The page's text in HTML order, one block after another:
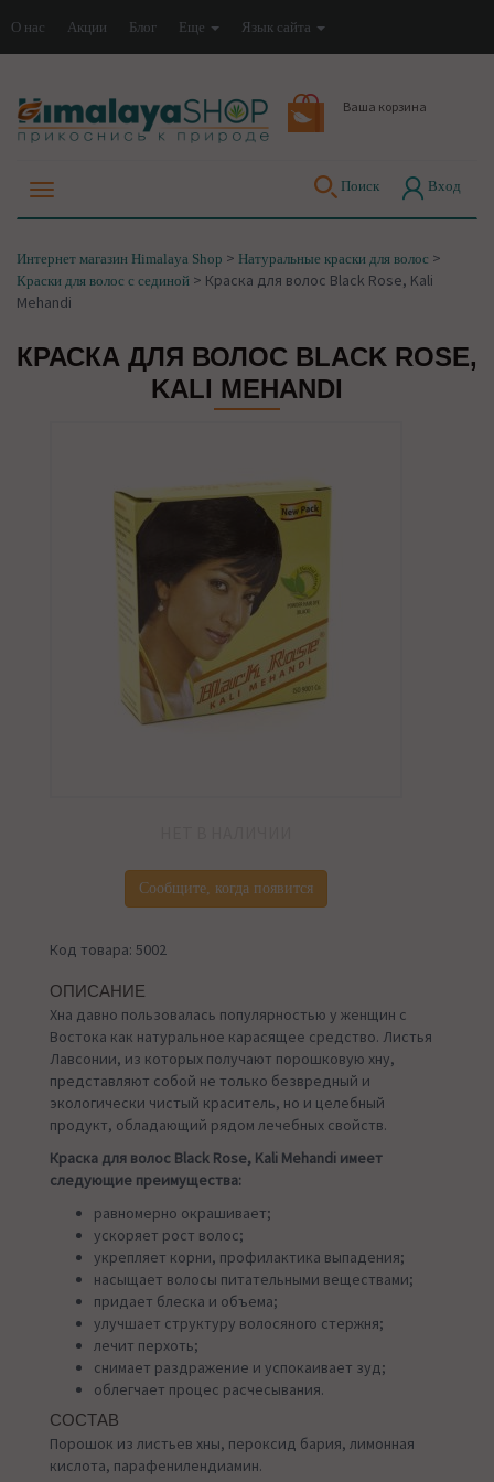
О нас Акции Блог Еще Язык сайта
Ваша корзина
Поиск Вход
Интернет магазин Himalaya Shop > Натуральные краски для волос >
Краски для волос с сединой > Краска для волос Black Rose, Kali
Mehandi
КРАСКА ДЛЯ ВОЛОС BLACK ROSE,
KALI MEHANDI
Сообщите, когда появится
Код товара: 5002
ОПИСАНИЕ
Хна давно пользовалась популярностью у женщин с
Востока как натуральное карасящее средство. Листья
Лавсонии, из которых получают порошковую хну,
представляют собой не только безвредный и
экологически чистый краситель, но и целебный
продукт, обладающий рядом лечебных свойств.
Краска для волос Black Rose, Kali Mehandi имеет
следующие преимущества:
равномерно окрашивает;
ускоряет рост волос;
укрепляет корни, профилактика выпадения;
насыщает волосы питательными веществами;
придает блеска и объема;
улучшает структуру волосяного стержня;
лечит перхоть;
снимает раздражение и успокаивает зуд;
облегчает процес расчесывания.
СОСТАВ
Порошок из листьев хны, пероксид бария, лимонная
кислота, парафенилендиамин.